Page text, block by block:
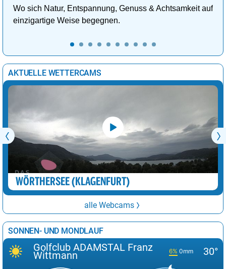
Wo sich Natur, Entspannung, Genuss & Achtsamkeit auf
einzigartige Weise begegnen.
AKTUELLE WETTERCAMS
WÖRTHERSEE (KLAGENFURT)
alle Webcams
SONNEN- UND MONDLAUF
Golfclub ADAMSTAL Franz
Wittmann 6% 0mm 30°